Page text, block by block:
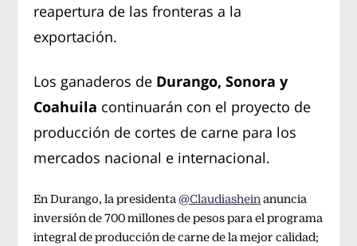
reapertura de las fronteras a la
exportación.
Los ganaderos de Durango, Sonora y
Coahuila continuarán con el proyecto de
producción de cortes de carne para los
mercados nacional e internacional.
En Durango, la presidenta@Claudiashein anuncia
inversión de 700 millones de pesos para el programa
integral de producción de carne de la mejor calidad;